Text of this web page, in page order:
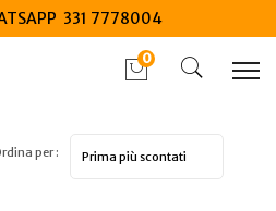
331 7778004
0
per :